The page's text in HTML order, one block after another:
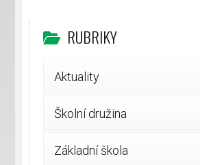
RUBRIKY
Aktuality
Školní družina
Základní škola